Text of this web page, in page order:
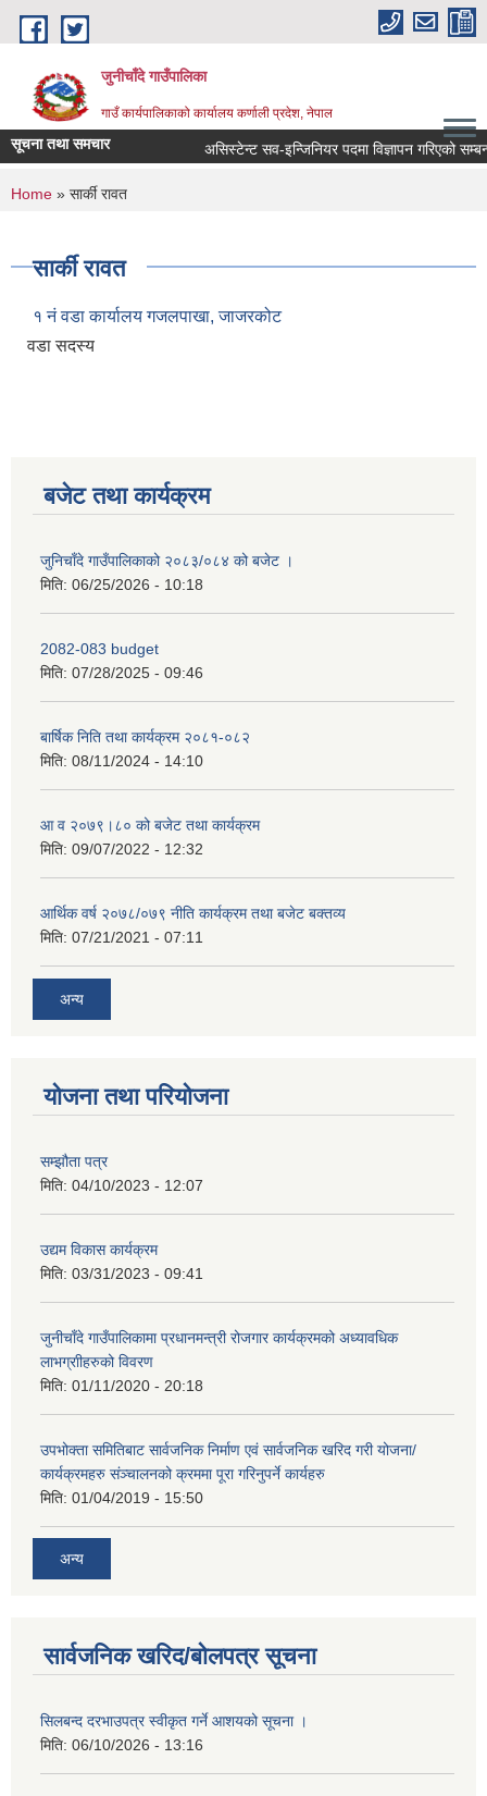
Skip to main content
जुनीचाँदे गाउँपालिका
गाउँ कार्यपालिकाको कार्यालय कर्णाली प्रदेश, नेपाल
सूचना तथा समचार असिस्टेन्ट सव-इन्जिनियर पदमा विज्ञापन गरिएको
You are here
Home » सार्की रावत
सार्की रावत
१ नं वडा कार्यालय गजलपाखा, जाजरकोट
वडा सदस्य
बजेट तथा कार्यक्रम
जुनिचाँदे गाउँपालिकाको २०८३/०८४ को बजेट ।
मिति: 06/25/2026 - 10:18
2082-083 budget
मिति: 07/28/2025 - 09:46
बार्षिक निति तथा कार्यक्रम २०८१-०८२
मिति: 08/11/2024 - 14:10
आ व २०७९।८० को बजेट तथा कार्यक्रम
मिति: 09/07/2022 - 12:32
आर्थिक वर्ष २०७८/०७९ नीति कार्यक्रम तथा बजेट बक्तव्य
मिति: 07/21/2021 - 07:11
अन्य
योजना तथा परियोजना
सम्झौता पत्र
मिति: 04/10/2023 - 12:07
उद्यम विकास कार्यक्रम
मिति: 03/31/2023 - 09:41
जुनीचाँदे गाउँपालिकामा प्रधानमन्‍त्री रोजगार कार्यक्रमको अध्यावधिक
लाभग्राीहरुको विवरण
मिति: 01/11/2020 - 20:18
उपभोक्ता समितिबाट सार्वजनिक निर्माण एवं सार्वजनिक खरिद गरी योजना/
कार्यक्रमहरु संञ्‍चालनको क्रममा पूरा गरिनुपर्ने कार्यहरु
मिति: 01/04/2019 - 15:50
अन्य
सार्वजनिक खरिद/बोलपत्र सूचना
सिलबन्द दरभाउपत्र स्वीकृत गर्ने आशयको सूचना ।
मिति: 06/10/2026 - 13:16